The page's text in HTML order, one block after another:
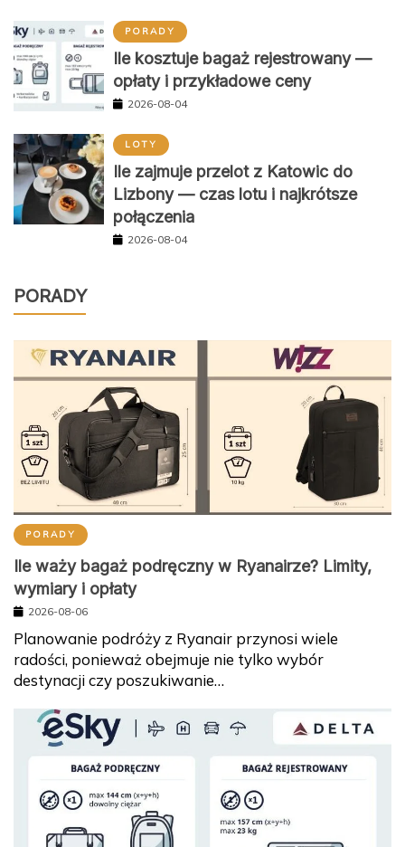
PORADY
Ile kosztuje bagaż rejestrowany —
opłaty i przykładowe ceny
2026-08-04
LOTY
Ile zajmuje przelot z Katowic do
Lizbony — czas lotu i najkrótsze
połączenia
2026-08-04
PORADY
PORADY
Ile waży bagaż podręczny w Ryanairze? Limity,
wymiary i opłaty
2026-08-06
Planowanie podróży z Ryanair przynosi wiele
radości, ponieważ obejmuje nie tylko wybór
destynacji czy poszukiwanie…